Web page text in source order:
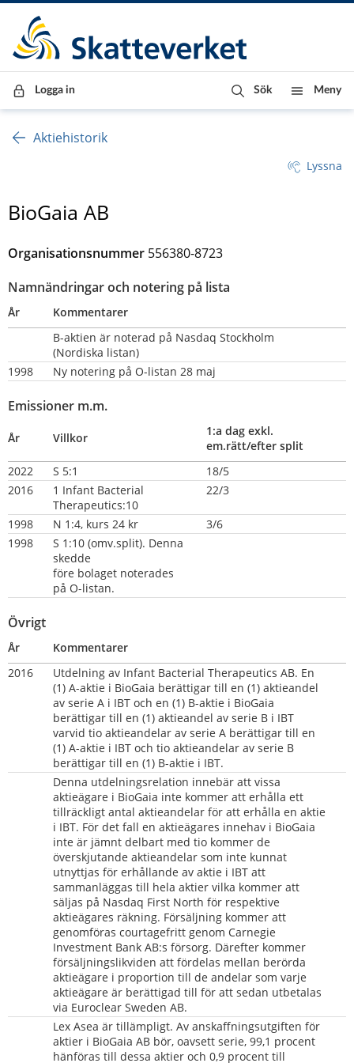
Till innehåll
Till navigationen
Till chattrobot
Logga in Sök Meny
Aktiehistorik
Lyssna
BioGaia AB
Organisationsnummer 556380-8723
Namnändringar och notering på lista
År
Kommentarer
B-aktien är noterad på Nasdaq Stockholm
(Nordiska listan)
1998
Ny notering på O-listan 28 maj
Emissioner m.m.
År Villkor
1:a dag exkl.
em.rätt/efter split
2022
S 5:1
18/5
2016
1 Infant Bacterial
Therapeutics:10
22/3
1998 N 1:4, kurs 24 kr
3/6
1998
S 1:10 (omv.split). Denna
skedde
före bolaget noterades
på O-listan.
Övrigt
År
Kommentarer
2016
Utdelning av Infant Bacterial Therapeutics AB. En
(1) A-aktie i BioGaia berättigar till en (1) aktieandel
av serie A i IBT och en (1) B-aktie i BioGaia
berättigar till en (1) aktieandel av serie B i IBT
varvid tio aktieandelar av serie A berättigar till en
(1) A-aktie i IBT och tio aktieandelar av serie B
berättigar till en (1) B-aktie i IBT.
Denna utdelningsrelation innebär att vissa
aktieägare i BioGaia inte kommer att erhålla ett
tillräckligt antal aktieandelar för att erhålla en aktie
i IBT. För det fall en aktieägares innehav i BioGaia
inte är jämnt delbart med tio kommer de
överskjutande aktieandelar som inte kunnat
utnyttjas för erhållande av aktie i IBT att
sammanläggas till hela aktier vilka kommer att
säljas på Nasdaq First North för respektive
aktieägares räkning. Försäljning kommer att
genomföras courtagefritt genom Carnegie
Investment Bank AB:s försorg. Därefter kommer
försäljningslikviden att fördelas mellan berörda
aktieägare i proportion till de andelar som varje
aktieägare är berättigad till för att sedan utbetalas
via Euroclear Sweden AB.
Lex Asea är tillämpligt. Av anskaffningsutgiften för
aktier i BioGaia AB bör, oavsett serie, 99,1 procent
hänföras till dessa aktier och 0,9 procent till